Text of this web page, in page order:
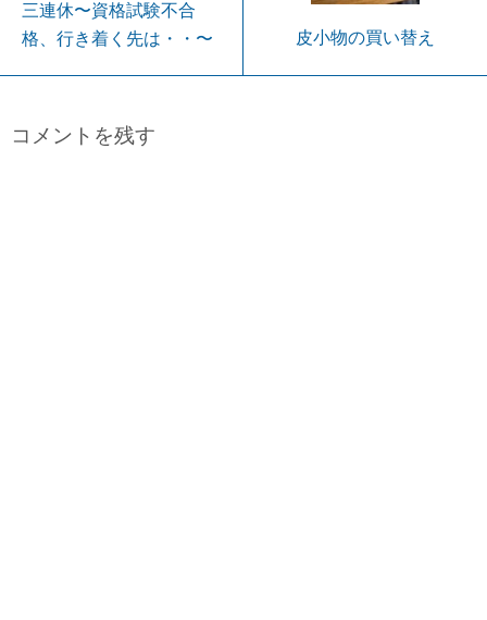
三連休〜資格試験不合
格、行き着く先は・・〜
皮小物の買い替え
コメントを残す